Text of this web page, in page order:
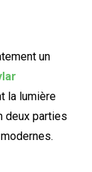
un
la lumière
deux parties